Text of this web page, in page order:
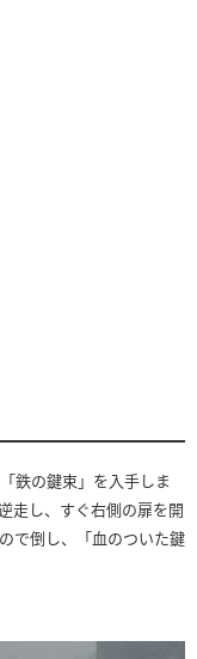
鉄の鍵束」を入手しま
走し、すぐ右側の扉を開
で倒し、「血のついた鍵